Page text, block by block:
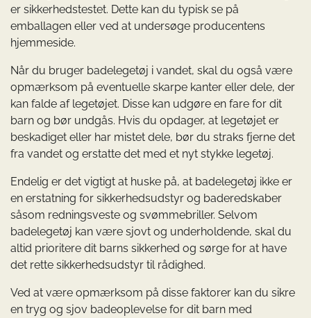
er sikkerhedstestet. Dette kan du typisk se på
emballagen eller ved at undersøge producentens
hjemmeside.
Når du bruger badelegetøj i vandet, skal du også være
opmærksom på eventuelle skarpe kanter eller dele, der
kan falde af legetøjet. Disse kan udgøre en fare for dit
barn og bør undgås. Hvis du opdager, at legetøjet er
beskadiget eller har mistet dele, bør du straks fjerne det
fra vandet og erstatte det med et nyt stykke legetøj.
Endelig er det vigtigt at huske på, at badelegetøj ikke er
en erstatning for sikkerhedsudstyr og baderedskaber
såsom redningsveste og svømmebriller. Selvom
badelegetøj kan være sjovt og underholdende, skal du
altid prioritere dit barns sikkerhed og sørge for at have
det rette sikkerhedsudstyr til rådighed.
Ved at være opmærksom på disse faktorer kan du sikre
en tryg og sjov badeoplevelse for dit barn med